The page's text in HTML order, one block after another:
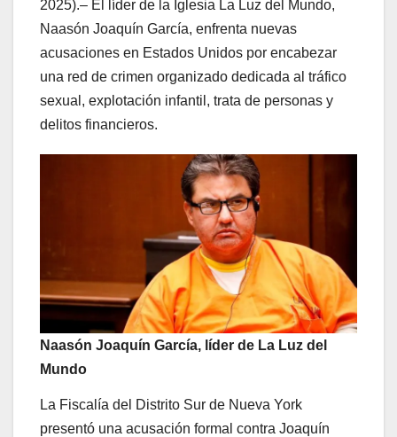
2025).– El líder de la Iglesia La Luz del Mundo,
Naasón Joaquín García, enfrenta nuevas
acusaciones en Estados Unidos por encabezar
una red de crimen organizado dedicada al tráfico
sexual, explotación infantil, trata de personas y
delitos financieros.
Naasón Joaquín García, líder de La Luz del
Mundo
La Fiscalía del Distrito Sur de Nueva York
presentó una acusación formal contra Joaquín